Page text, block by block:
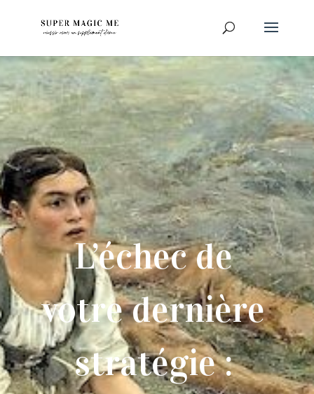
L’échec de
votre dernière
stratégie :